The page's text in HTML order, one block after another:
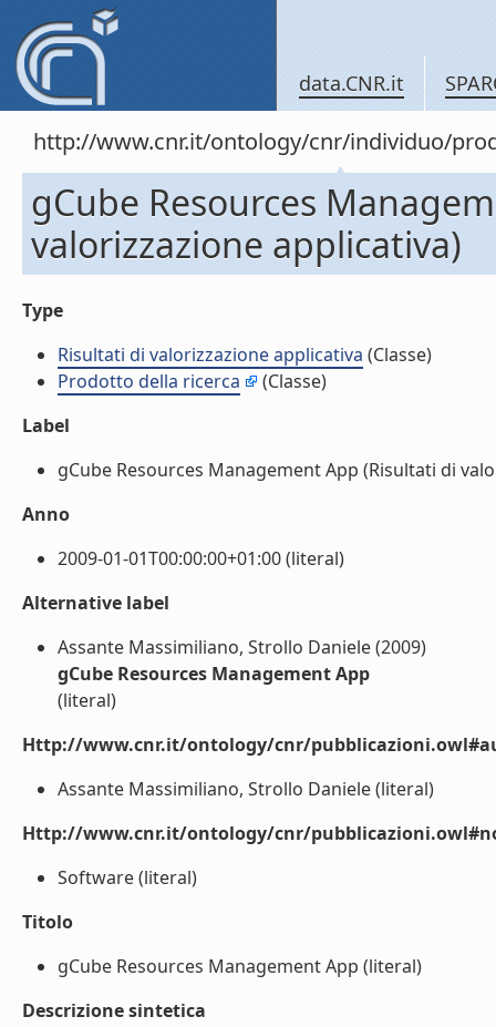
data.CNR.it
http://www.cnr.it/ontology/cnr/individuo/
gCube Resources
valorizzazione applicativa)
Type
Risultati di valorizzazione applicativa (Classe)
Prodotto della ricerca
(Classe)
Label
gCube Resources Management App (Risultati di
Anno
2009-01-01T00:00:00+01:00 (literal)
Alternative label
Assante Massimiliano, Strollo Daniele (2009)
gCube Resources Management App
(literal)
Http://www.cnr.it/ontology/cnr/
Assante Massimiliano, Strollo Daniele (literal)
Http://www.cnr.it/ontology/cnr/
Software (literal)
Titolo
gCube Resources Management App (literal)
Descrizione sintetica